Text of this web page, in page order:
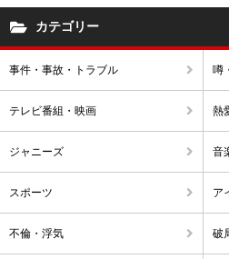
カテゴリー
事件・事故・トラブル 噂
テレビ番組・映画 熱
ジャニーズ 音
スポーツ ア
不倫・浮気 破